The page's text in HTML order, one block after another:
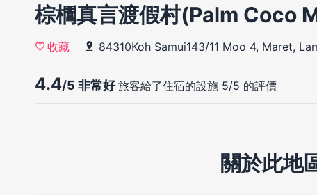
棕櫚真言渡假村(Palm Coco
收藏 84310Koh Samui143/11 Moo 4, Maret,
4.4/5 非常好旅客給了住宿的設施 5/5 的評價
關於此地